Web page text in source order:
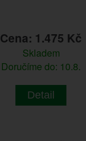
Cena: 1.475 Kč
Skladem
Doručíme do: 10.8.
Detail